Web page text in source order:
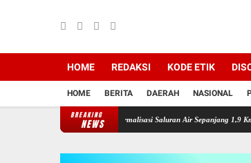
HOME REDAKSI KODE ETIK
HOME BERITA DAERAH NASIONAL
BREAKING
NEWS
Pemkab Sragen Normalisasi Saluran Air Sepanjang 1,9 Km.